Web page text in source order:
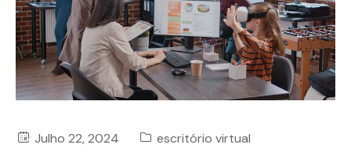
Julho 22, 2024
escritório virtual